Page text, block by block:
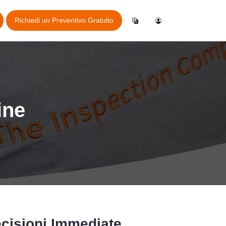
Ispezione
Online
online
Richiedi un Preventivo Gratuito
German
Crea un Account